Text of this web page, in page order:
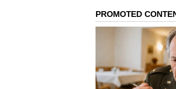
ஆப்ஸின்
ஸ்கிரீன்ஷாட்
லாக் ஸ்கிரீனில்
செயலிகளில் இந்த
ஸ்மார்ட் வீட்டு